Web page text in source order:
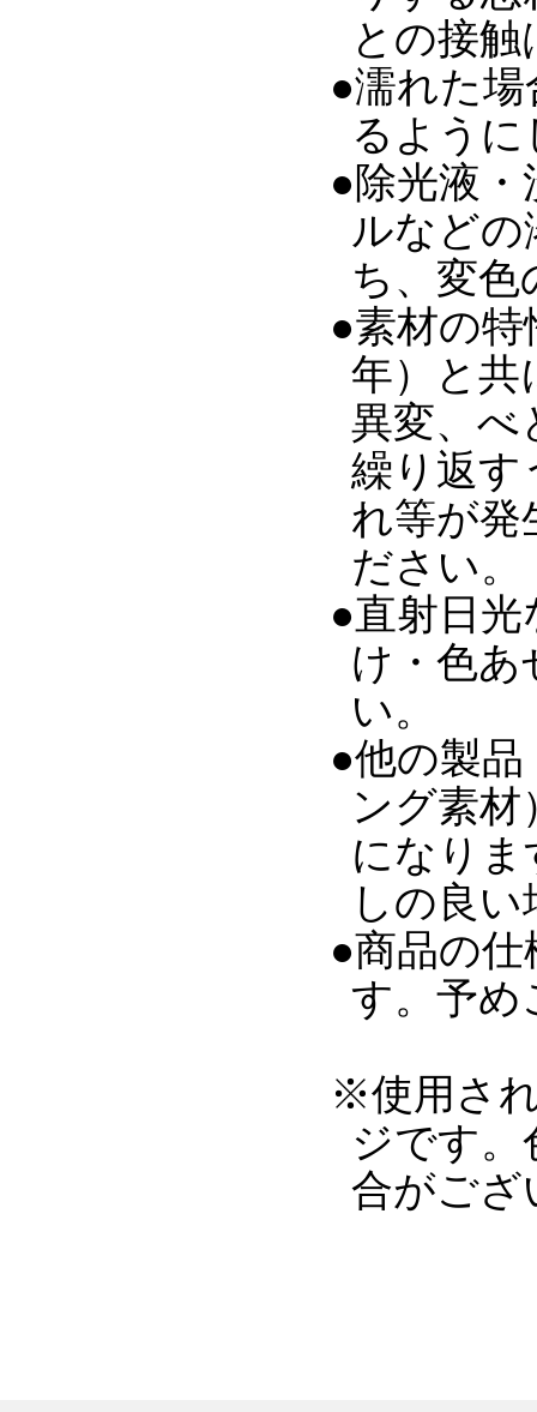
との接
●濡れた
るよう
●除光液
ルなどの
ち、変色
●素材の特
年）と共
異変、べ
繰り返す
れ等が発
ださい。
●直射日
け・色あ
い。
●他の製
ング素
になり
しの良
●商品の
す。予め
※使用さ
ジです
合がござ